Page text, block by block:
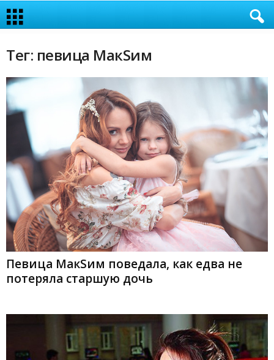
Тег: певица МакSим
Певица МакSим поведала, как едва не
потеряла старшую дочь